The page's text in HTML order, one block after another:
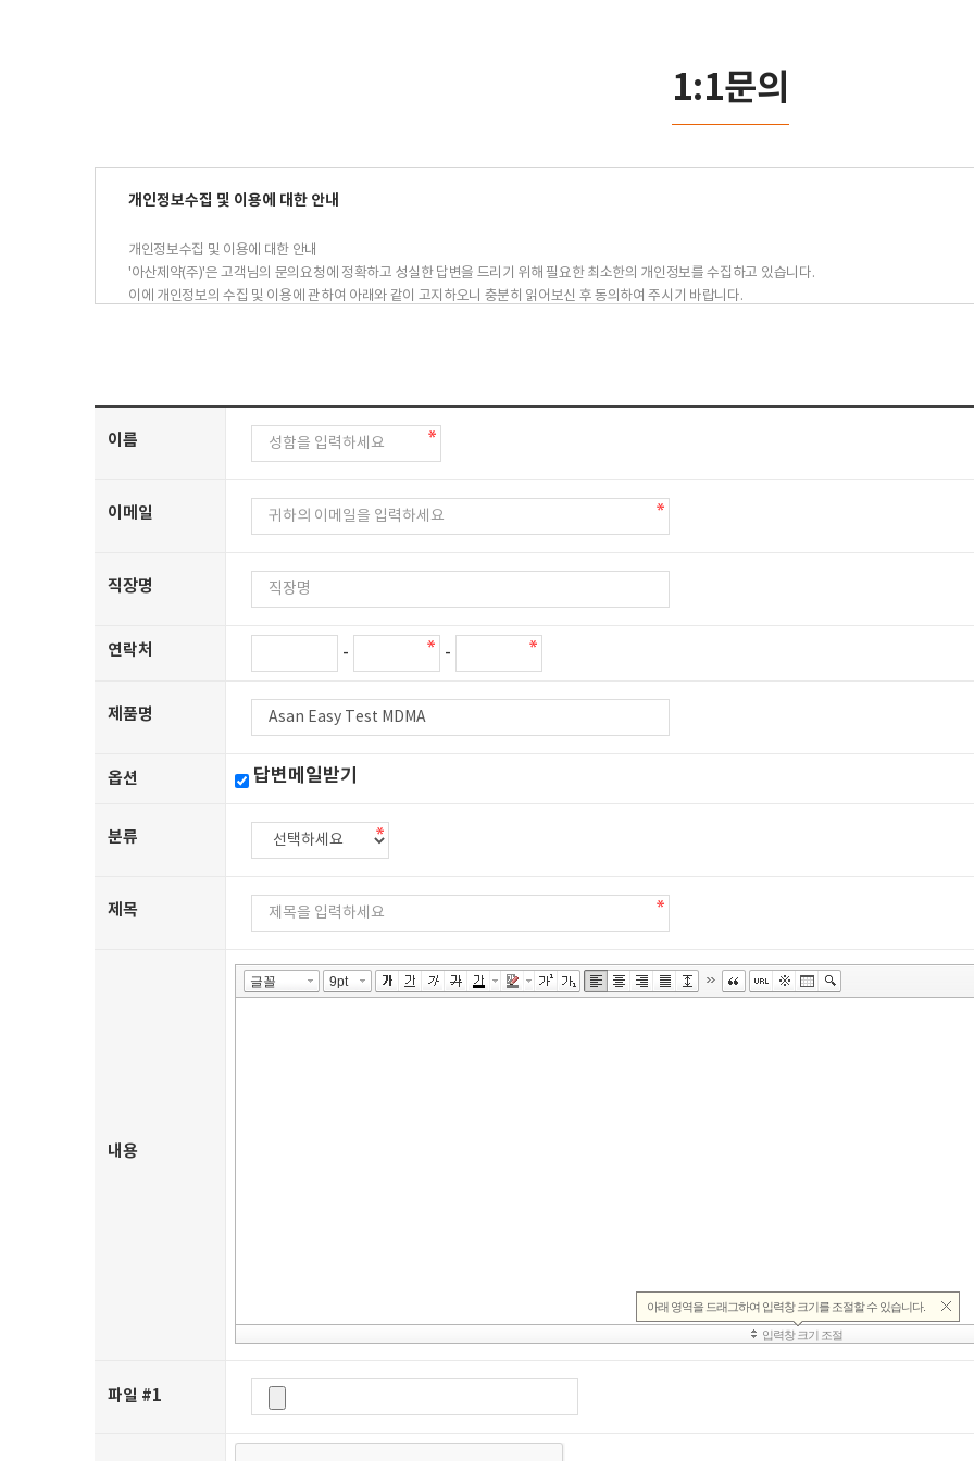
1:1문의
개인정보수집 및 이용에 대한 안내
개인정보수집 및 이용에 대한 안내
'아산제약(주)'은 고객님의 문의요청에 정확하고 성실한 답변을 드리기 위해 필요한 최소한의 개인정보를 수집하고 있습니다.
이에 개인정보의 수집 및 이용에 관하여 아래와 같이 고지하오니 충분히 읽어보신 후 동의하여 주시기 바랍니다.
이름
이메일
직장명
연락처 - -
제품명
옵션 답변메일받기
분류
제목
내용
파일 #1